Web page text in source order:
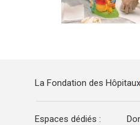
La Fondation des Hôpitaux
Espaces dédiés :